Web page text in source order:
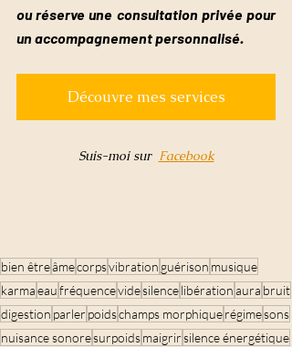
ou réserve une consultation privée pour
un accompagnement personnalisé.
Découvre mes services
Suis-moi sur Facebook
bien êtreâmecorpsvibration guérison musique
karmaeaufréquencevidesilencelibérationaura bruit
digestion parler poidschamps morphiquerégimesons
nuisance sonoresurpoidsmaigrirsilence énergétique